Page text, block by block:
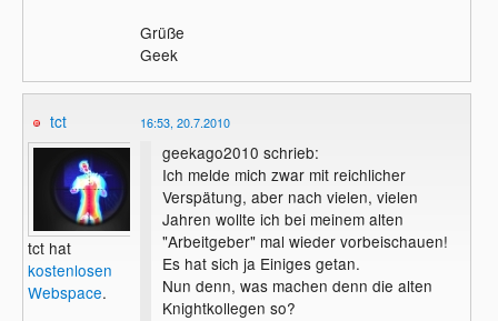
Grüße
Geek
tct
tct hat
kostenlosen
Webspace.
16:53, 20.7.2010
geekago2010 schrieb:
Ich melde mich zwar mit reichlicher
Verspätung, aber nach vielen, vielen
Jahren wollte ich bei meinem alten
"Arbeitgeber" mal wieder vorbeischauen!
Es hat sich ja Einiges getan.
Nun denn, was machen denn die alten
Knightkollegen so?